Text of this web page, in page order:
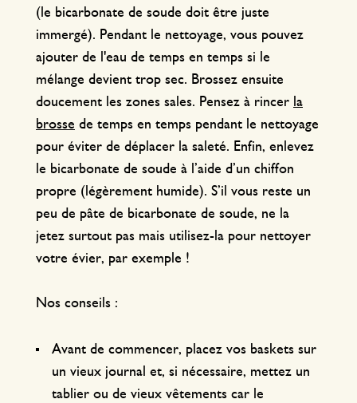
(le bicarbonate de soude doit être juste
immergé). Pendant le nettoyage, vous pouvez
ajouter de l'eau de temps en temps si le
mélange devient trop sec. Brossez ensuite
doucement les zones sales. Pensez à rincer la
brosse de temps en temps pendant le nettoyage
pour éviter de déplacer la saleté. Enfin, enlevez
le bicarbonate de soude à l’aide d’un chiffon
propre (légèrement humide). S’il vous reste un
peu de pâte de bicarbonate de soude, ne la
jetez surtout pas mais utilisez-la pour nettoyer
votre évier, par exemple !
Nos conseils :
Avant de commencer, placez vos baskets sur
un vieux journal et, si nécessaire, mettez un
tablier ou de vieux vêtements car le